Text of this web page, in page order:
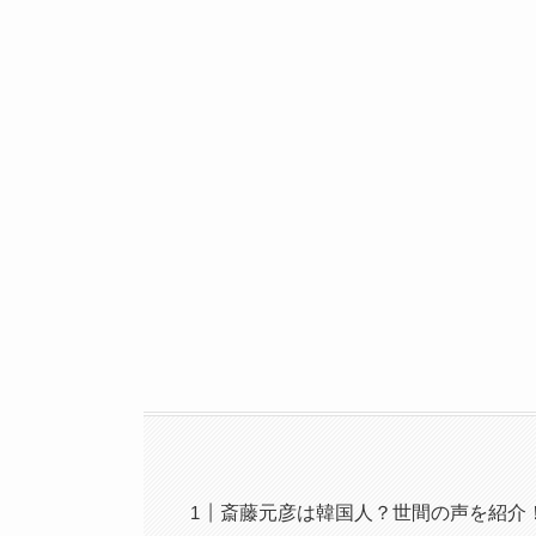
斎藤元彦は韓国人？世間の声を紹介